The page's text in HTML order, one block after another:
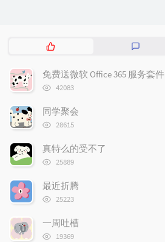
热
文
章
评
免费送微软 Office 365 服务套件
浏
次
数:
42083
同学聚会
浏
次
数:
28615
真特么的受不了
浏
次
数:
25889
最近折腾
浏
次
数:
25223
一周吐槽
浏
19369